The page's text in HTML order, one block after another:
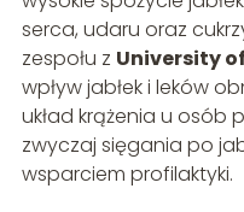
serca, udaru oraz
zespołu z University
wpływ jabłek i leków
układ krążenia u osób
zwyczaj sięgania po
wsparciem profilaktyki.